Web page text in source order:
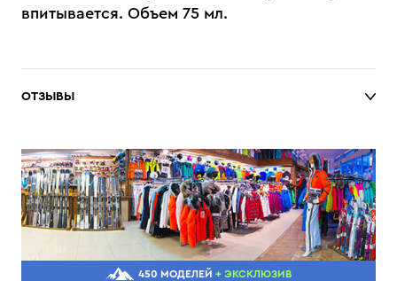
впитывается. Объем 75 мл.
ОТЗЫВЫ
450 МОДЕЛЕЙ + ЭКСКЛЮЗИВ